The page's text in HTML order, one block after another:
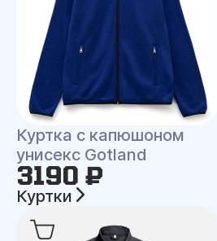
Куртка с капюшоном
унисекс Gotland
3190 ₽
Куртки